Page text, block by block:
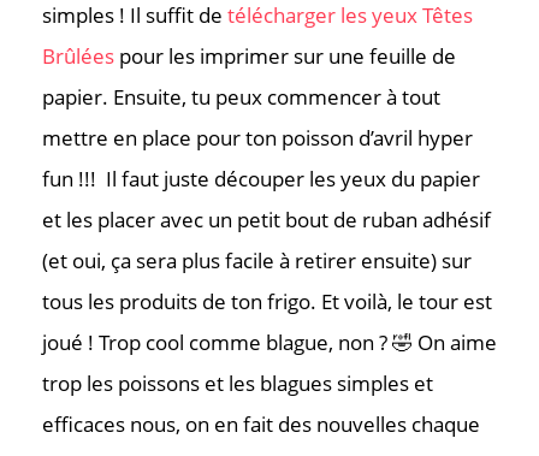
simples ! Il suffit de télécharger les yeux Têtes
Brûlées pour les imprimer sur une feuille de
papier. Ensuite, tu peux commencer à tout
mettre en place pour ton poisson d’avril hyper
fun !!! Il faut juste découper les yeux du papier
et les placer avec un petit bout de ruban adhésif
(et oui, ça sera plus facile à retirer ensuite) sur
tous les produits de ton frigo. Et voilà, le tour est
joué ! Trop cool comme blague, non ? 🤣 On aime
trop les poissons et les blagues simples et
efficaces nous, on en fait des nouvelles chaque